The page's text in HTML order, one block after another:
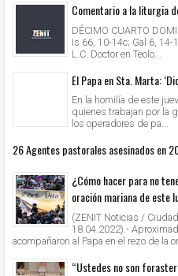
Comentario a la liturgia
DÉCIMO CUARTO
Is 66, 10-14c; Gal 6, 14-
L.C. Doctor en Teolo...
El Papa en Sta. Marta:
En la homilía de este
quienes trabajan por la
los operadores de pa...
26 Agentes pastorales asesinados en
¿Cómo hacer para no
oración mariana de este
(ZENIT Noticias /
18.04.2022).-
acompañaron al Papa en el rezo de la
“Ustedes no son